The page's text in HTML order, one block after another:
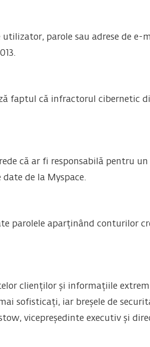
parole sau adrese de e-
faptul că infractorul cibernetic
că ar fi responsabilă pentru un
de la Myspace.
parolele aparținând conturilor
clienților și informațiile
sofisticați, iar breșele de
vicepreședinte executiv și